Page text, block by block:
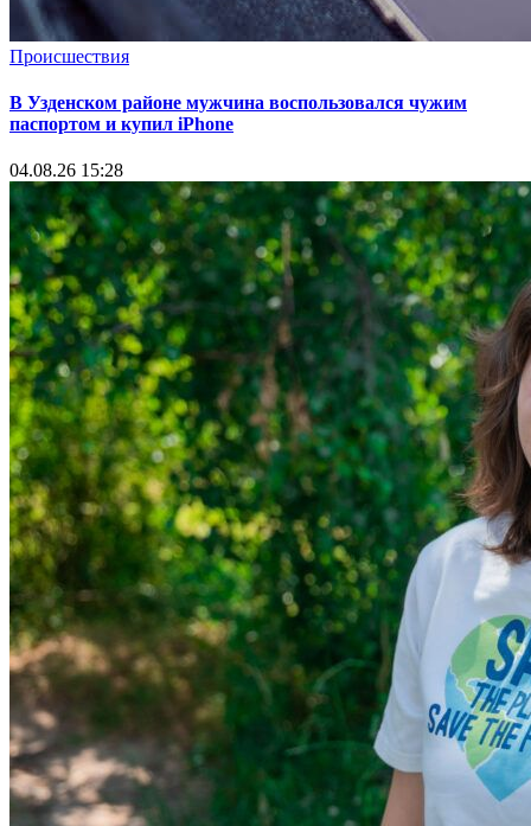
Происшествия
В Узденском районе мужчина воспользовался чужим
паспортом и купил iPhone
04.08.26 15:28